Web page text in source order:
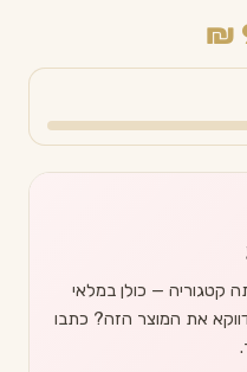
₪
קטגוריה — כולן במלאי
רוצים דווקא את המוצר הזה? כתבו